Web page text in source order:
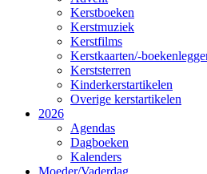
Kerstboeken
Kerstmuziek
Kerstfilms
Kerstkaarten/-
Kerststerren
Kinderkerstartikelen
Overige kerstartikelen
2026
Agendas
Dagboeken
Kalenders
Moeder/Vaderdag